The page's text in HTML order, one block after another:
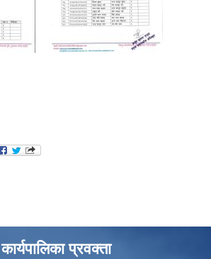
कार्यपालिका प्रवक्ता